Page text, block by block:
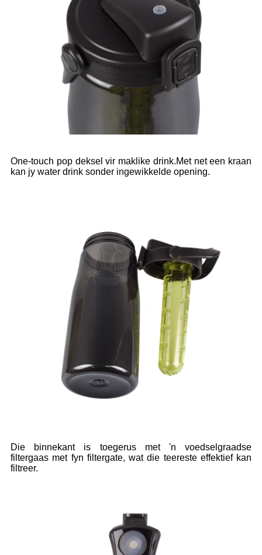
One-touch pop deksel vir maklike drink.Met net een kraan
kan jy water drink sonder ingewikkelde opening.
Die binnekant is toegerus met 'n voedselgraadse
filtergaas met fyn filtergate, wat die teereste effektief kan
filtreer.